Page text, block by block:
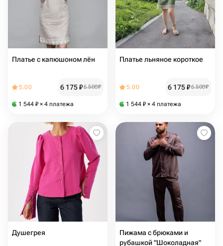
Платье с капюшоном лён
5.00 6 175₽6 500₽
1 544 ₽ × 4 платежа
Платье льняное короткое
5.00 6 175₽6 500₽
1 544 ₽ × 4 платежа
Душегрея
Пижама с брюками и
рубашкой "Шоколадная"